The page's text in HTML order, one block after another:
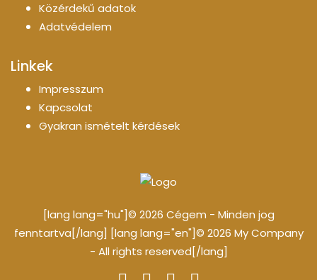
Közérdekű adatok
Adatvédelem
Linkek
Impresszum
Kapcsolat
Gyakran ismételt kérdések
[lang lang="hu"]© 2026 Cégem - Minden jog
fenntartva[/lang] [lang lang="en"]© 2026 My Company
- All rights reserved[/lang]